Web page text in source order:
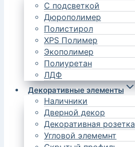
С подсветкой
Дюрополимер
Полистирол
XPS Полимер
Экополимер
Полиуретан
ЛДФ
Декоративные элементы
Наличники
Дверной декор
Декоративная розетка
Угловой элемемнт